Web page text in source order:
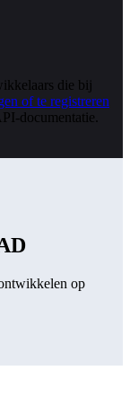
die bij
of te registreren
documentatie.
op